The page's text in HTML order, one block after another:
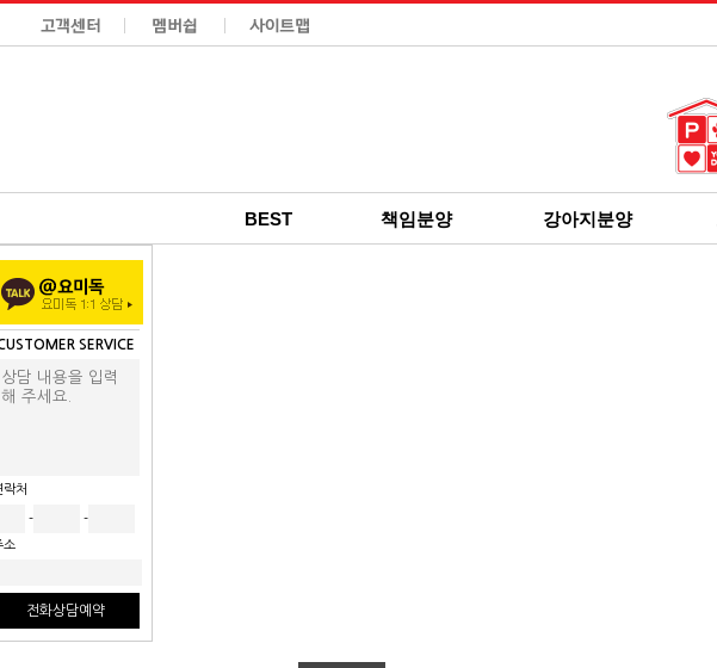
BEST 책임분양 강아지분양
SERVICE
락처
-
-
소
전화상담예약